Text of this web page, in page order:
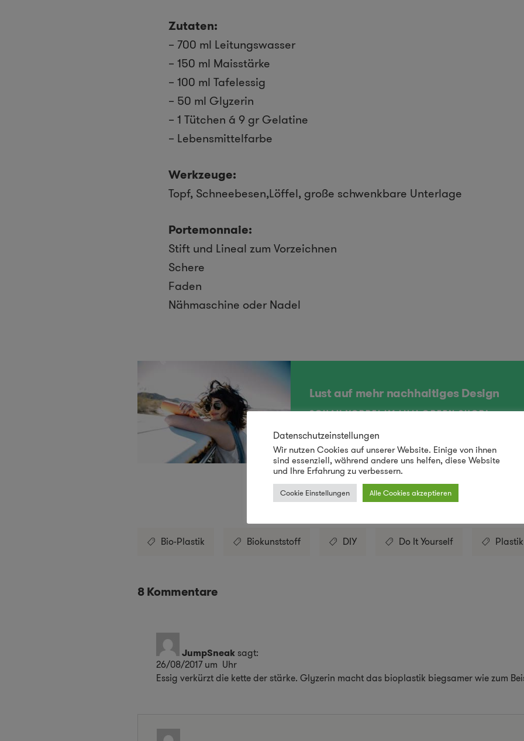
Zutaten:
– 700 ml Leitungswasser
– 150 ml Maisstärke
– 100 ml Tafelessig
– 50 ml Glyzerin
– 1 Tütchen á 9 gr Gelatine
– Lebensmittelfarbe
Werkzeuge:
Topf, Schneebesen,Löffel, große schwenkbare Unterlage
Portemonnaie:
Stift und Lineal zum Vorzeichnen
Schere
Faden
Nähmaschine oder Nadel
Lust auf mehr nachhaltiges Design
SCHAU VORBEI IM LILLI GREEN SHOP!
Bio-Plastik Biokunststoff DIY Do It Yourself Plastik
8 Kommentare
JumpSneaksagt:
26/08/2017 um Uhr
Essig verkürzt die kette der stärke. Glyzerin macht das bioplastik biegsamer wie zum
Datenschutzeinstellungen
Wir nutzen Cookies auf unserer Website. Einige von ihnen
sind essenziell, während andere uns helfen, diese Website
und Ihre Erfahrung zu verbessern.
Cookie Einstellungen Alle Cookies akzeptieren